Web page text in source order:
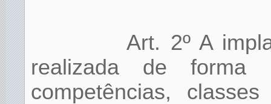
Art. 2º A
realizada de forma
competências,